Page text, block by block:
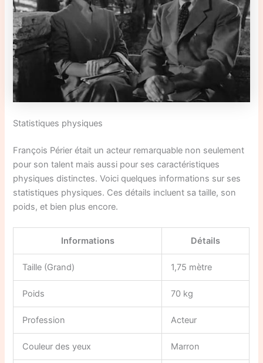
Statistiques physiques
François Périer était un acteur remarquable non seulement
pour son talent mais aussi pour ses caractéristiques
physiques distinctes. Voici quelques informations sur ses
statistiques physiques. Ces détails incluent sa taille, son
poids, et bien plus encore.
Informations Détails
Taille (Grand) 1,75 mètre
Poids 70 kg
Profession Acteur
Couleur des yeux Marron